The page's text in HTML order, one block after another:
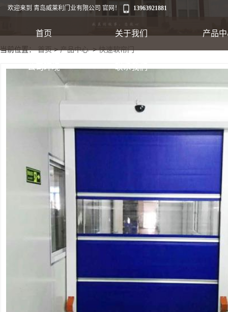
欢迎来到 青岛威莱利门业有限公司 官网！ 13963921881
首页 关于我们 产品
翻板车库门
快速软帘门
快速堆积门
防火卷帘门
公司环境 联系我们
当前位置：首页>产品中心>快速软帘门